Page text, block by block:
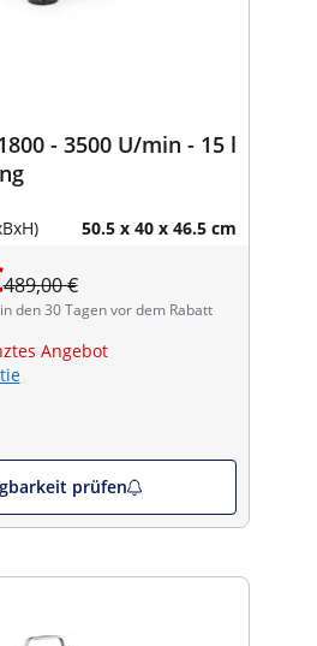
- 3500 U/min - 15 l
50.5 x 40 x 46.5 cm
489,00 €
den 30 Tagen vor dem Rabatt
Angebot
prüfen